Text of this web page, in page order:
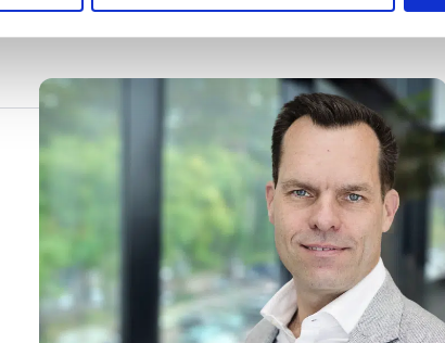
Relatert innhold